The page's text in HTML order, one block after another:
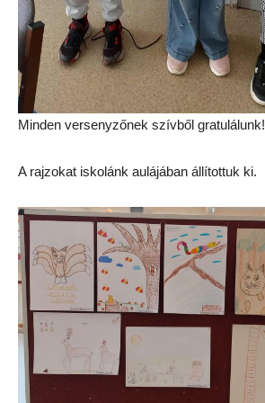
Minden versenyzőnek szívből gratulálunk!
A rajzokat iskolánk aulájában állítottuk ki.